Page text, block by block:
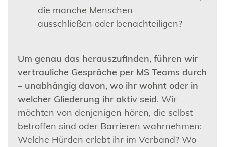
die manche Menschen
ausschließen oder benachteiligen?
Um genau das herauszufinden, führen wir
vertrauliche Gespräche per MS Teams durch
– unabhängig davon, wo ihr wohnt oder in
welcher Gliederung ihr aktiv seid. Wir
möchten von denjenigen hören, die selbst
betroffen sind oder Barrieren wahrnehmen:
Welche Hürden erlebt ihr im Verband? Wo